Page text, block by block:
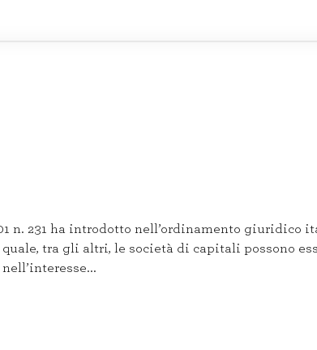
n. 231 ha introdotto nell’ordinamento
tra gli altri, le società di capitali possono